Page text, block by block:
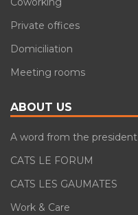
Private offices
Domiciliation
Meeting rooms
ABOUT US
A word from the president
CATS LE FORUM
CATS LES GAUMATES
Work & Care